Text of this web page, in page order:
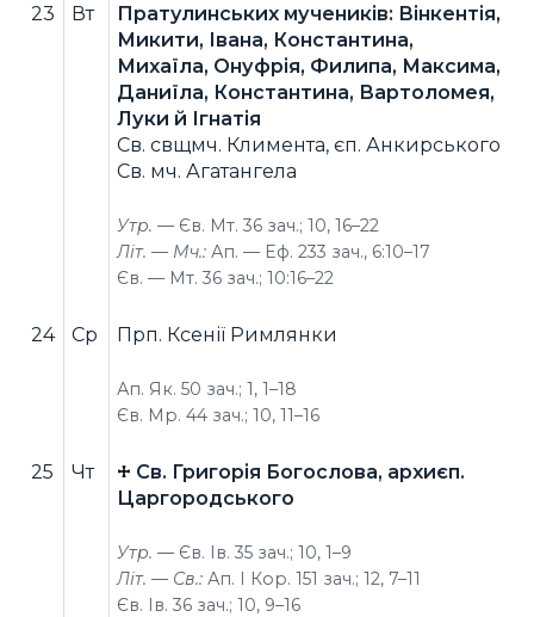
23 Вт
Пратулинських мучеників: Вінкентія,
Микити, Івана, Константина,
Михаїла, Онуфрія, Филипа, Максима,
Даниїла, Константина, Вартоломея,
Луки й Ігнатія
Св. свщмч. Климента, єп. Анкирського
Св. мч. Агатангела
Утр. — Єв. Мт. 36 зач.; 10, 16–22
Літ. — Мч.: Ап. — Еф. 233 зач., 6:10–17
Єв. — Мт. 36 зач.; 10:16–22
24 Ср Прп. Ксенії Римлянки
Ап. Як. 50 зач.; 1, 1–18
Єв. Мр. 44 зач.; 10, 11–16
25 Чт
Св. Григорія Богослова, архиєп.
Царгородського
Утр. — Єв. Ів. 35 зач.; 10, 1–9
Літ. — Св.:Ап. І Кор. 151 зач.; 12, 7–11
Єв. Ів. 36 зач.; 10, 9–16